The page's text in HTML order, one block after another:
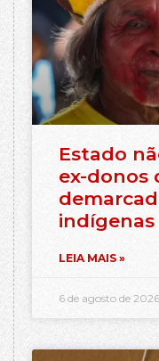
Estado
ex-donos
indígenas
LEIA MAIS »
6 de agosto de 2026